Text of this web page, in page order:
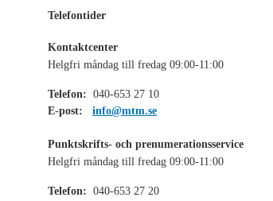
Telefontider
Kontaktcenter
Helgfri måndag till fredag 09:00-11:00
Telefon: 040-653 27 10
E-post:
info@mtm.se
Punktskrifts- och prenumerationsservice
Helgfri måndag till fredag 09:00-11:00
Telefon: 040-653 27 20